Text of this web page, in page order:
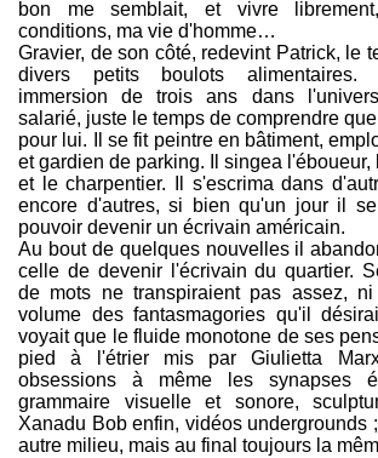
bon me semblait, et vivre
conditions, ma vie d'homme…
Gravier, de son côté, redevint Patrick, le
divers petits boulots alimentaires.
immersion de trois ans dans
salarié, juste le temps de comprendre
pour lui. Il se fit peintre en bâtiment,
et gardien de parking. Il singea l'éboueur,
et le charpentier. Il s'escrima dans
encore d'autres, si bien qu'un jour il
pouvoir devenir un écrivain américain.
Au bout de quelques nouvelles il
celle de devenir l'écrivain du quartier.
de mots ne transpiraient pas assez,
volume des fantasmagories qu'il
voyait que le fluide monotone de ses
pied à l'étrier mis par Giulietta
obsessions à même les synapses
grammaire visuelle et sonore,
Xanadu Bob enfin, vidéos undergrounds
autre milieu, mais au final toujours la